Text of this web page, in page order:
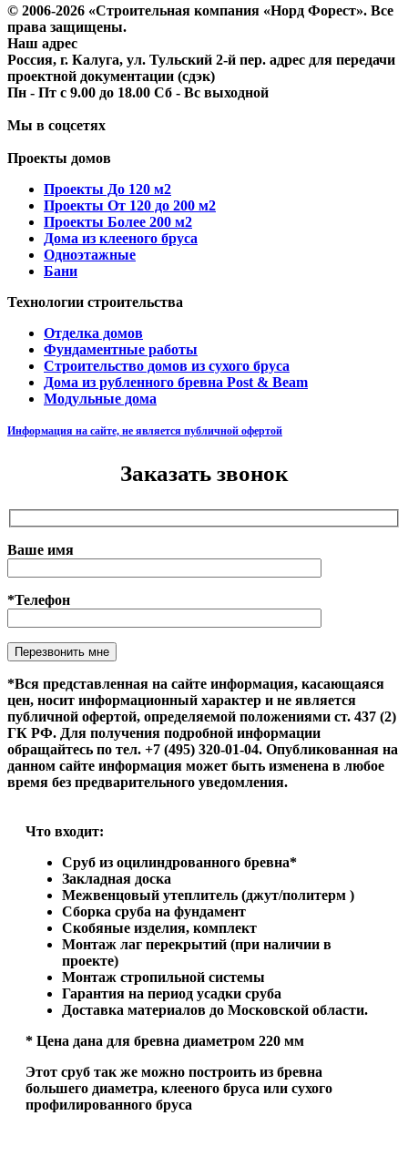
© 2006-2026 «Строительная компания «Норд Форест». Все
права защищены.
Наш адрес
Россия, г. Калуга, ул. Тульский 2-й пер. адрес для передачи
проектной документации (сдэк)
Пн - Пт с 9.00 до 18.00 Сб - Вс выходной
Мы в соцсетях
Проекты домов
Проекты До 120 м2
Проекты От 120 до 200 м2
Проекты Более 200 м2
Дома из клееного бруса
Одноэтажные
Бани
Технологии строительства
Отделка домов
Фундаментные работы
Строительство домов из сухого бруса
Дома из рубленного бревна Post & Beam
Модульные дома
Информация на сайте, не является публичной офертой
Заказать звонок
Ваше имя
*Телефон
Оставьте это поле пустым.
*Вся представленная на сайте информация, касающаяся
цен, носит информационный характер и не является
публичной офертой, определяемой положениями ст. 437 (2)
ГК РФ. Для получения подробной информации
обращайтесь по тел. +7 (495) 320-01-04. Опубликованная на
данном сайте информация может быть изменена в любое
время без предварительного уведомления.
Что входит:
Сруб из оцилиндрованного бревна*
Закладная доска
Межвенцовый утеплитель (джут/политерм )
Сборка сруба на фундамент
Скобяные изделия, комплект
Монтаж лаг перекрытий (при наличии в
проекте)
Монтаж стропильной системы
Гарантия на период усадки сруба
Доставка материалов до Московской области.
* Цена дана для бревна диаметром 220 мм
Этот сруб так же можно построить из бревна
большего диаметра, клееного бруса или сухого
профилированного бруса